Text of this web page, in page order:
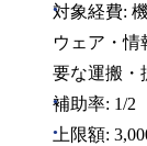
対象経費:
ウェア・情
要な運搬・
補助率: 1/2
上限額: